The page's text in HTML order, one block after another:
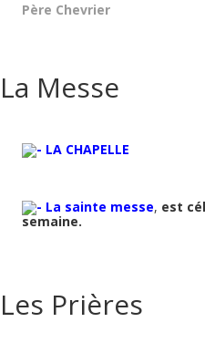
Père Chevrier
La Messe
LA CHAPELLE
La sainte messe, est
semaine.
Les Prières